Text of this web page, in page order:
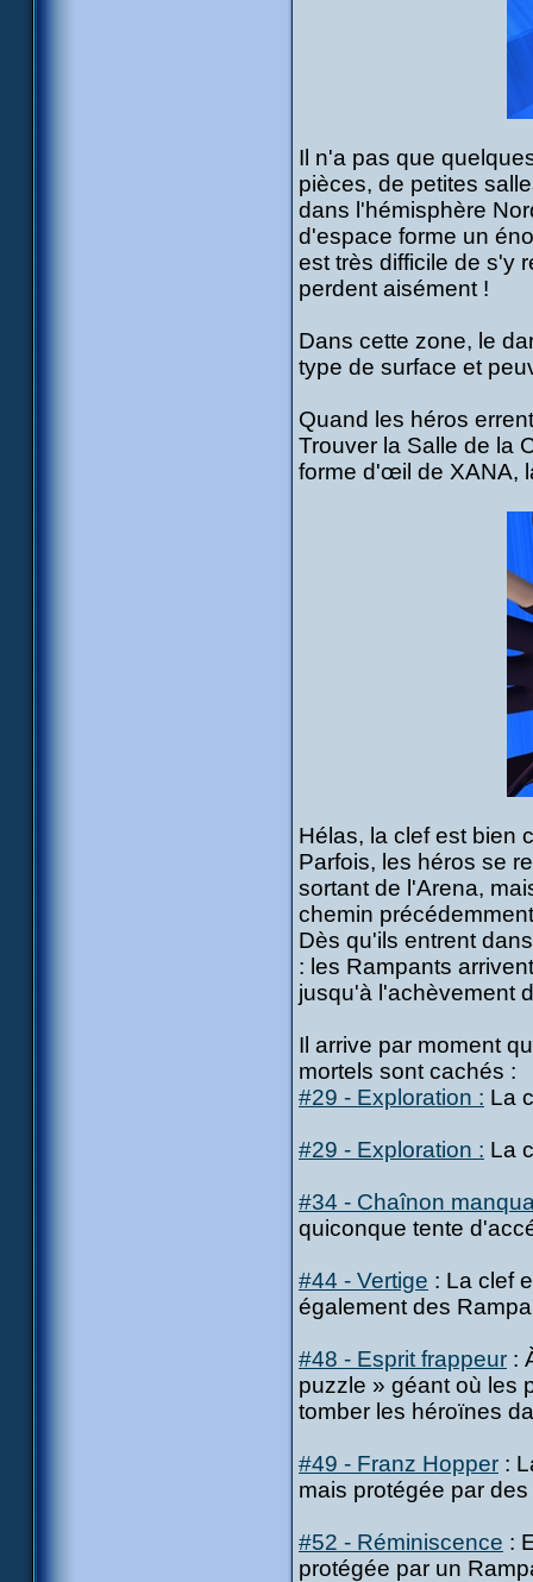
Il n'a pas que
pièces, de petites
dans l'hémisphère
d'espace forme un
est très difficile de s'y
perdent aisément !
Dans cette zone, le
type de surface et
Quand les héros
Trouver la Salle de la
forme d'œil de XANA,
Hélas, la clef est bien
Parfois, les héros se
sortant de l'Arena,
chemin
Dès qu'ils entrent
: les Rampants
jusqu'à l'achèvement
Il arrive par moment
mortels sont cachés :
#29 - Exploration : La
#29 - Exploration : La
#34 - Chaînon
quiconque tente
#44 - Vertige : La clef
également des
#48 - Esprit frappeur :
puzzle » géant où les
tomber les héroïnes
#49 - Franz Hopper :
mais protégée par
#52 - Réminiscence :
protégée par un